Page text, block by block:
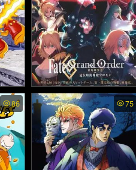
ทย -
(201
Fate/Grand Order: Final S
ingularity - Grand Temple
of Time: Solomon ซับไทย
- เฟท/แกรนด์ ออเดอร์: จุดเ
อกฐานสุดท้าย มหาวิหารแห่
งกาลเวลา โซโลมอน (202
86 75